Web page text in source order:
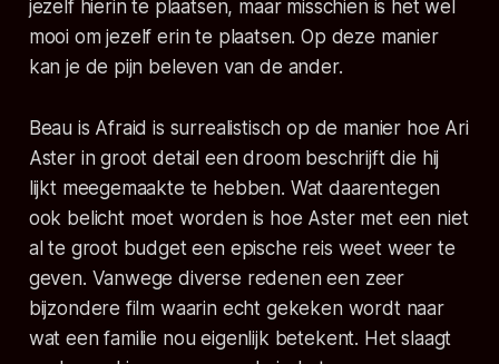
jezelf hierin te plaatsen, maar misschien is het wel
mooi om jezelf erin te plaatsen. Op deze manier
kan je de pijn beleven van de ander.
Beau is Afraid is surrealistisch op de manier hoe Ari
Aster in groot detail een droom beschrijft die hij
lijkt meegemaakte te hebben. Wat daarentegen
ook belicht moet worden is hoe Aster met een niet
al te groot budget een epische reis weet weer te
geven. Vanwege diverse redenen een zeer
bijzondere film waarin echt gekeken wordt naar
wat een familie nou eigenlijk betekent. Het slaagt